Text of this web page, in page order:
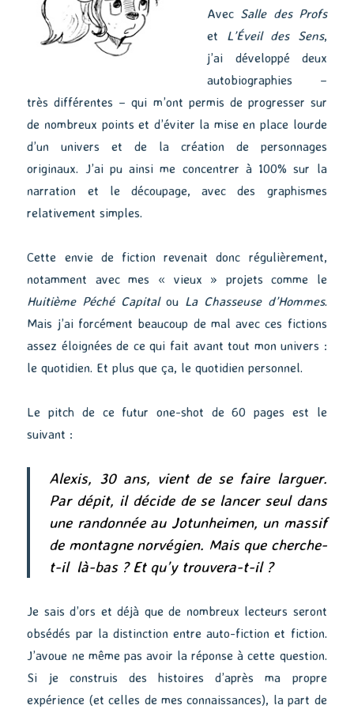
Avec Salle des Profs
et L’Éveil des Sens,
j’ai développé deux
autobiographies –
très différentes – qui m’ont permis de progresser sur
de nombreux points et d’éviter la mise en place lourde
d’un univers et de la création de personnages
originaux. J’ai pu ainsi me concentrer à 100% sur la
narration et le découpage, avec des graphismes
relativement simples.
Cette envie de fiction revenait donc régulièrement,
notamment avec mes « vieux » projets comme le
Huitième Péché Capitalou La Chasseuse d’Hommes.
Mais j’ai forcément beaucoup de mal avec ces fictions
assez éloignées de ce qui fait avant tout mon univers :
le quotidien. Et plus que ça, le quotidien personnel.
Le pitch de ce futur one-shot de 60 pages est le
suivant :
Alexis, 30 ans, vient de se faire larguer.
Par dépit, il décide de se lancer seul dans
une randonnée au Jotunheimen, un massif
de montagne norvégien. Mais que cherche-
t-il là-bas ? Et qu’y trouvera-t-il ?
Je sais d’ors et déjà que de nombreux lecteurs seront
obsédés par la distinction entre auto-fiction et fiction.
J’avoue ne même pas avoir la réponse à cette question.
Si je construis des histoires d’après ma propre
expérience (et celles de mes connaissances), la part de